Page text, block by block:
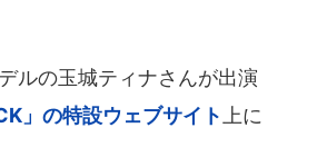
ルの玉城ティナさんが出演
」の特設ウェブサイト 上に